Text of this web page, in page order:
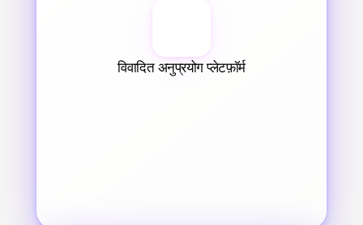
विवादित अनुप्रयोग प्लेटफ़ॉर्म